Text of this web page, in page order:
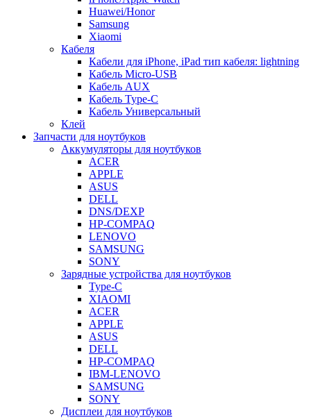
Huawei/Honor
Samsung
Xiaomi
Кабеля
Кабели для iPhone, iPad тип кабеля: lightning
Кабель Micro-USB
Кабель AUX
Кабель Type-C
Кабель Универсальный
Клей
Запчасти для ноутбуков
Аккумуляторы для ноутбуков
ACER
APPLE
ASUS
DELL
DNS/DEXP
HP-COMPAQ
LENOVO
SAMSUNG
SONY
Зарядные устройства для ноутбуков
Type-C
XIAOMI
ACER
APPLE
ASUS
DELL
HP-COMPAQ
IBM-LENOVO
SAMSUNG
SONY
Дисплеи для ноутбуков